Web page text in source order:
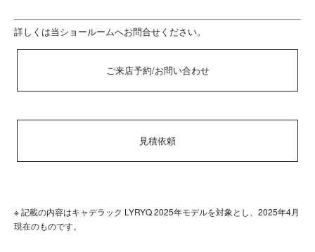
詳しくは当ショールームへお問合せください。
ご来店予約/お問い合わせ
見積依頼
※ 記載の内容はキャデラック LYRYQ 2025年モデルを対象とし、2025年4月
現在のものです。